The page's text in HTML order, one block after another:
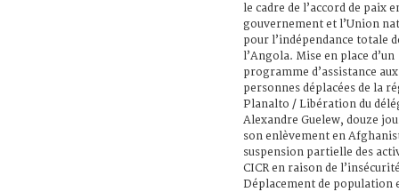
le cadre de l’accord de paix
gouvernement et l’Union
pour l’indépendance totale
l’Angola. Mise en place d’un
programme d’assistance aux
personnes déplacées de la
Planalto / Libération du
Alexandre Guelew, douze
son enlèvement en
suspension partielle des
CICR en raison de
Déplacement de population